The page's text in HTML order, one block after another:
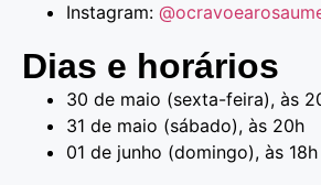
Instagram:
Dias e horários
30 de maio (sexta-feira), às
31 de maio (sábado), às 20h
01 de junho (domingo), às 18h